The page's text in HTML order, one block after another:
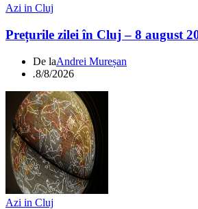
Azi in Cluj
Prețurile zilei în Cluj – 8 august
De laAndrei Mureșan
.8/8/2026
Azi in Cluj